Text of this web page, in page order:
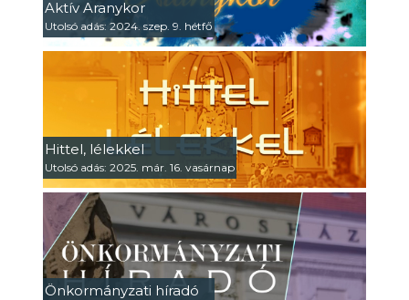
Aktív Aranykor
Utolsó adás: 2024. szep. 9. hétfő
Hittel, lélekkel
Utolsó adás: 2025. már. 16. vasárnap
Önkormányzati híradó